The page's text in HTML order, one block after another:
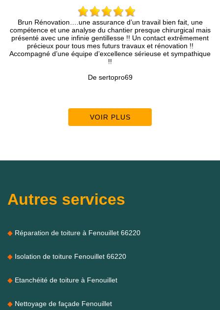
assurance d’un travail bien fait, une
et une analyse du chantier presque chirurgical mais
avec une infinie gentillesse !! Un contact extrêmement
pour tous mes futurs travaux et rénovation !!
d’une équipe d’excellence sérieuse et sympathique
De sertopro69
VOIR PLUS
Autres services
Réparation de toiture à Fenouillet 66220
Isolation de toiture Fenouillet 66220
Etanchéité de toiture à Fenouillet
Nettoyage de façade Fenouillet